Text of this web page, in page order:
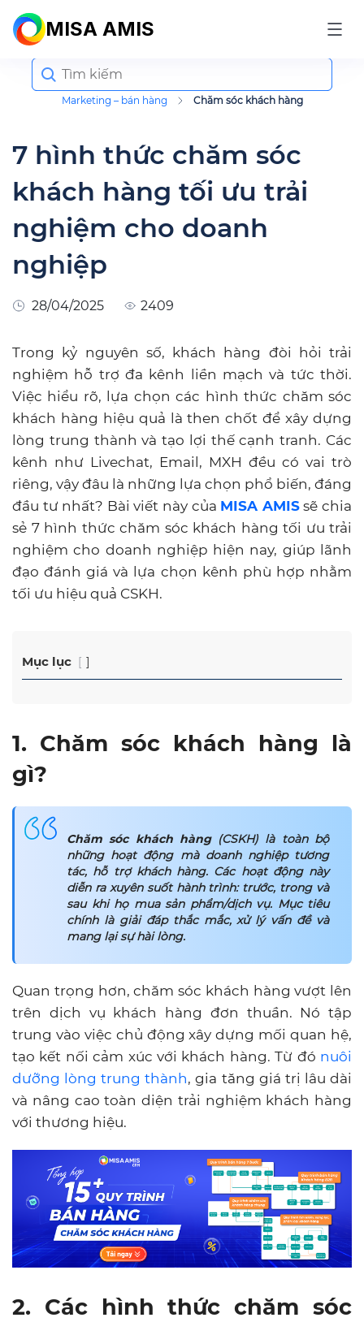
MISA AMIS
Marketing – bán hàng Chăm sóc khách hàng
Search
for:
7 hình thức chăm sóc
khách hàng tối ưu trải
nghiệm cho doanh
nghiệp
28/04/2025 2409
Trong kỷ nguyên số, khách hàng đòi hỏi trải
nghiệm hỗ trợ đa kênh liền mạch và tức thời.
Việc hiểu rõ, lựa chọn các hình thức chăm sóc
khách hàng hiệu quả là then chốt để xây dựng
lòng trung thành và tạo lợi thế cạnh tranh. Các
kênh như Livechat, Email, MXH đều có vai trò
riêng, vậy đâu là những lựa chọn phổ biến, đáng
đầu tư nhất? Bài viết này của MISA AMISsẽ chia
sẻ 7 hình thức chăm sóc khách hàng tối ưu trải
nghiệm cho doanh nghiệp hiện nay, giúp lãnh
đạo đánh giá và lựa chọn kênh phù hợp nhằm
tối ưu hiệu quả CSKH.
Mục lục
1. Chăm sóc khách hàng là
gì?
Chăm sóc khách hàng(CSKH) là toàn bộ
những hoạt động mà doanh nghiệp tương
tác, hỗ trợ khách hàng. Các hoạt động này
diễn ra xuyên suốt hành trình: trước, trong và
sau khi họ mua sản phẩm/dịch vụ. Mục tiêu
chính là giải đáp thắc mắc, xử lý vấn đề và
mang lại sự hài lòng.
Quan trọng hơn, chăm sóc khách hàng vượt lên
trên dịch vụ khách hàng đơn thuần. Nó tập
trung vào việc chủ động xây dựng mối quan hệ,
tạo kết nối cảm xúc với khách hàng. Từ đó nuôi
dưỡng lòng trung thành, gia tăng giá trị lâu dài
và nâng cao toàn diện trải nghiệm khách hàng
với thương hiệu.
2. Các hình thức chăm sóc